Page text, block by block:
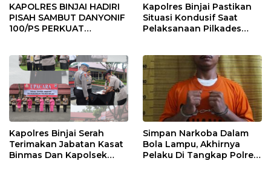
KAPOLRES BINJAI HADIRI
PISAH SAMBUT DANYONIF
100/PS PERKUAT
Kapolres Binjai Pastikan
Situasi Kondusif Saat
Pelaksanaan Pilkades
Kapolres Binjai Serah
Terimakan Jabatan Kasat
Binmas Dan Kapolsek
Simpan Narkoba Dalam
Bola Lampu, Akhirnya
Pelaku Di Tangkap Polres